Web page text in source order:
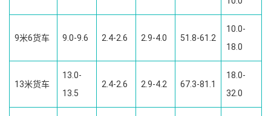
9米6货车 9.0-9.6 2.4-2.6 2.9-4.0 51.8-61.2
10.0-
18.0
13米货车
13.0-
13.5
2.4-2.6 2.9-4.2 67.3-81.1
18.0-
32.0